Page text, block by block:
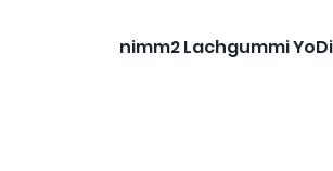
nimm2 Lachgummi